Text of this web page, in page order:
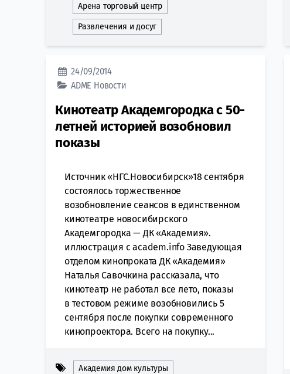
Арена торговый центр
Развлечения и досуг
24/09/2014
ADME Новости
Кинотеатр Академгородка с 50-
летней историей возобновил
показы
Источник «НГС.Новосибирск»18 сентября
состоялось торжественное
возобновление сеансов в единственном
кинотеатре новосибирского
Академгородка — ДК «Академия».
иллюстрация с academ.info Заведующая
отделом кинопроката ДК «Академия»
Наталья Савочкина рассказала, что
кинотеатр не работал все лето, показы
в тестовом режиме возобновились 5
сентября после покупки современного
кинопроектора. Всего на покупку...
Академия дом культуры